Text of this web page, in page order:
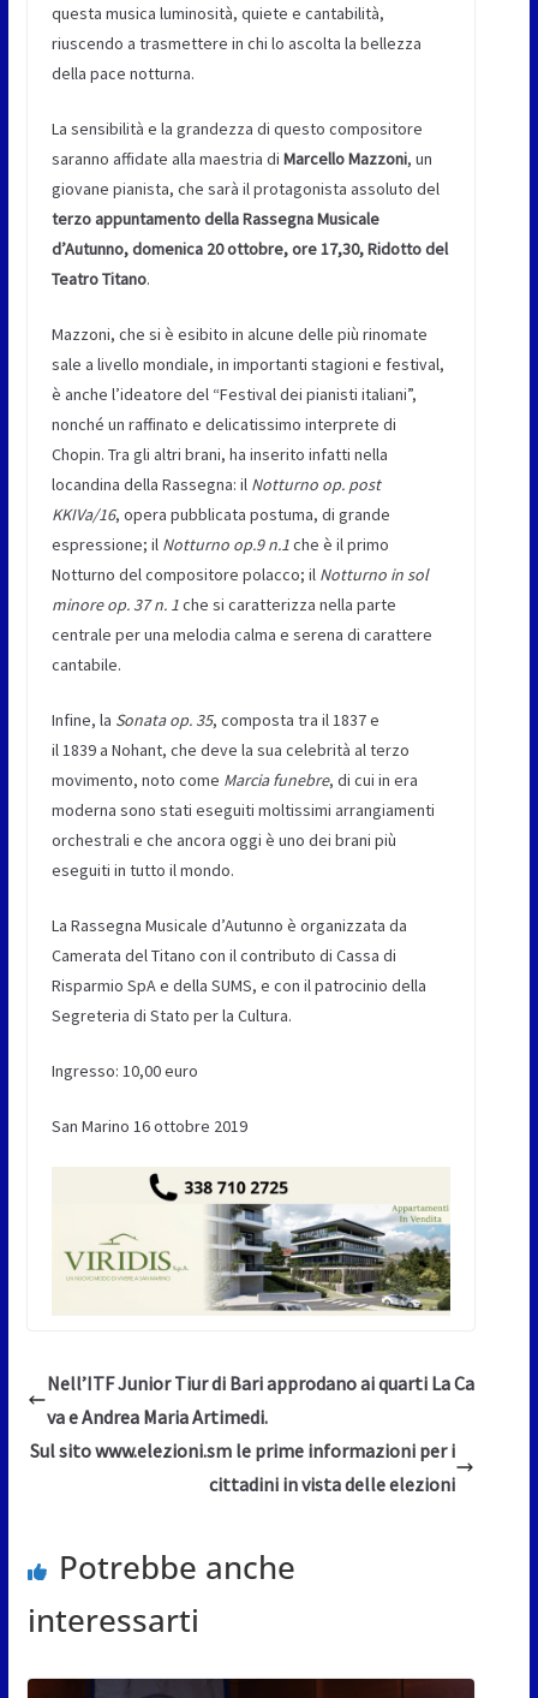
questa musica luminosità, quiete e cantabilità,
riuscendo a trasmettere in chi lo ascolta la bellezza
della pace notturna.
La sensibilità e la grandezza di questo compositore
saranno affidate alla maestria di Marcello Mazzoni, un
giovane pianista, che sarà il protagonista assoluto del
terzo appuntamento della Rassegna Musicale
d’Autunno, domenica 20 ottobre, ore 17,30, Ridotto del
Teatro Titano.
Mazzoni, che si è esibito in alcune delle più rinomate
sale a livello mondiale, in importanti stagioni e festival,
è anche l’ideatore del “Festival dei pianisti italiani”,
nonché un raffinato e delicatissimo interprete di
Chopin. Tra gli altri brani, ha inserito infatti nella
locandina della Rassegna: il Notturno op. post
KKIVa/16, opera pubblicata postuma, di grande
espressione; il Notturno op.9 n.1che è il primo
Notturno del compositore polacco; il Notturno in sol
minore op. 37 n. 1che si caratterizza nella parte
centrale per una melodia calma e serena di carattere
cantabile.
Infine, la Sonata op. 35, composta tra il 1837 e
il 1839 a Nohant, che deve la sua celebrità al terzo
movimento, noto come Marcia funebre, di cui in era
moderna sono stati eseguiti moltissimi arrangiamenti
orchestrali e che ancora oggi è uno dei brani più
eseguiti in tutto il mondo.
La Rassegna Musicale d’Autunno è organizzata da
Camerata del Titano con il contributo di Cassa di
Risparmio SpA e della SUMS, e con il patrocinio della
Segreteria di Stato per la Cultura.
Ingresso: 10,00 euro
San Marino 16 ottobre 2019
Nell’ITF Junior Tiur di Bari approdano ai quarti La Ca
va e Andrea Maria Artimedi.
Sul sito www.elezioni.sm le prime informazioni per i
cittadini in vista delle elezioni
Potrebbe anche
interessarti